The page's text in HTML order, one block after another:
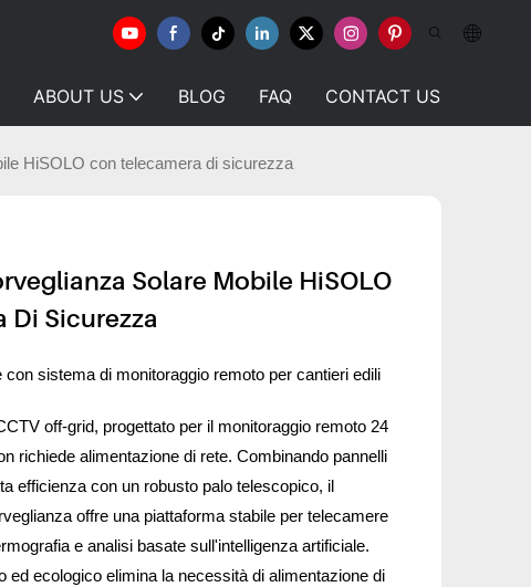
ABOUT US BLOG FAQ CONTACT US
HiSOLO con telecamera di sicurezza
Solare Mobile HiSOLO
Di Sicurezza
sistema di monitoraggio remoto per cantieri edili
off-grid, progettato per il monitoraggio remoto 24
richiede alimentazione di rete. Combinando pannelli
efficienza con un robusto palo telescopico, il
offre una piattaforma stabile per telecamere
e analisi basate sull'intelligenza artificiale.
ed ecologico elimina la necessità di alimentazione di